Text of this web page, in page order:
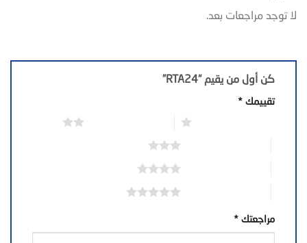
لا توجد مراجعات بعد.
كن أول من يقيم “RTA24”
تقييمك *
مراجعتك *